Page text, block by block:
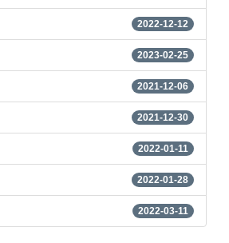
2022-12-12
2023-02-25
2021-12-06
2021-12-30
2022-01-11
2022-01-28
2022-03-11